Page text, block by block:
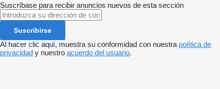
Suscríbase para recibir anuncios nuevos de esta sección
Suscribirse
Al hacer clic aquí, muestra su conformidad con nuestra política de
privacidad y nuestro acuerdo del usuario.